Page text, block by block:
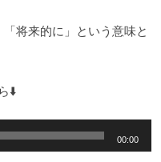
将来的に」という意味と
⬇️
00:00